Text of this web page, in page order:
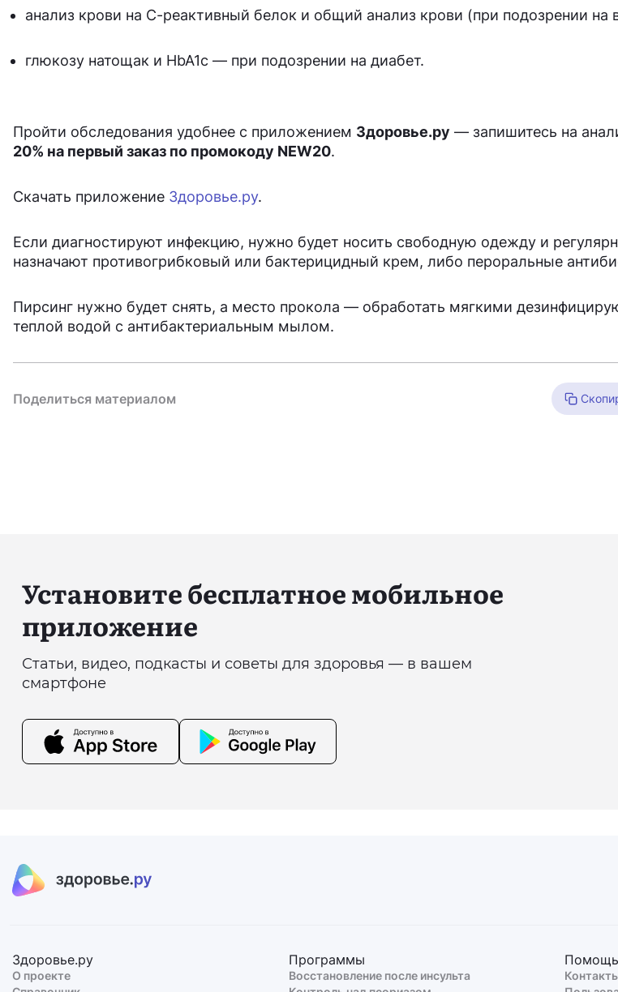
анализ крови на С-реактивный белок и общий анализ крови (при подозрении на
глюкозу натощак и HbA1c — при подозрении на диабет.
Пройти обследования удобнее с приложением Здоровье.ру — запишитесь на
20% на первый заказ по промокоду NEW20.
Скачать приложение Здоровье.ру.
Если диагностируют инфекцию, нужно будет носить свободную одежду и
назначают противогрибковый или бактерицидный крем, либо пероральные
Пирсинг нужно будет снять, а место прокола — обработать мягкими
теплой водой с антибактериальным мылом.
Поделиться материалом
Установите бесплатное мобильное
приложение
Статьи, видео, подкасты и советы для здоровья — в вашем
смартфоне
Здоровье.ру
О проекте
Программы
Восстановление после инсульта
Помощь